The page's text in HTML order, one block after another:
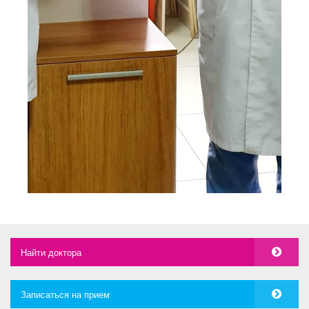
Найти доктора
Записаться на прием